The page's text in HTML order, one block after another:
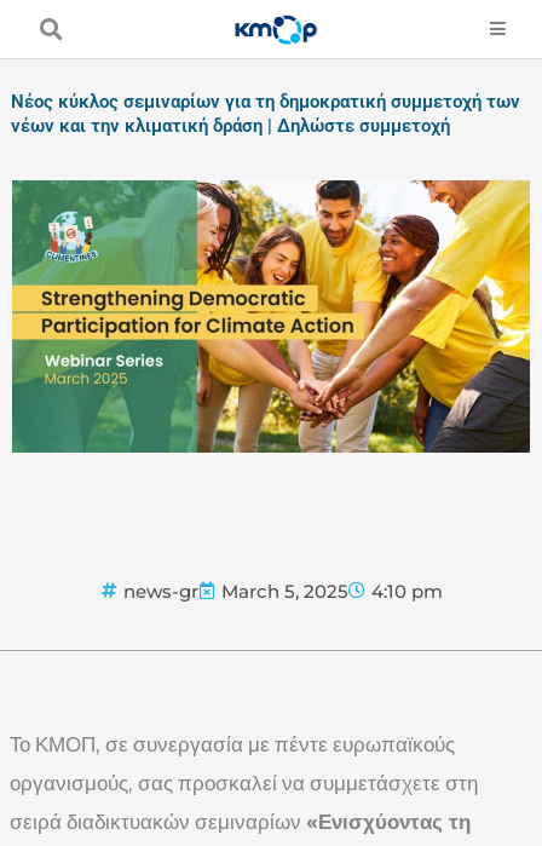
Νέος κύκλος σεμιναρίων για τη δημοκρατική συμμετοχή των
νέων και την κλιματική δράση | Δηλώστε συμμετοχή
news-gr March 5, 2025 4:10 pm
Το ΚΜΟΠ, σε συνεργασία με πέντε ευρωπαϊκούς
οργανισμούς, σας προσκαλεί να συμμετάσχετε στη
σειρά διαδικτυακών σεμιναρίων «Ενισχύοντας τη